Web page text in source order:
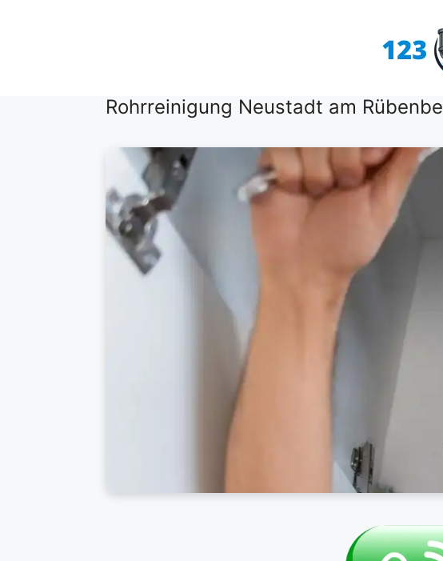
Rohrreinigung Neustadt am